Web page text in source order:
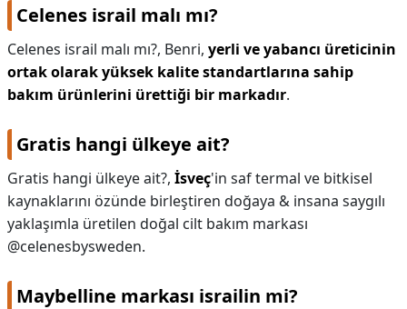
Celenes israil malı mı?
Celenes israil malı mı?, Benri, yerli ve yabancı üreticinin
ortak olarak yüksek kalite standartlarına sahip
bakım ürünlerini ürettiği bir markadır.
Gratis hangi ülkeye ait?
Gratis hangi ülkeye ait?, İsveç'in saf termal ve bitkisel
kaynaklarını özünde birleştiren doğaya & insana saygılı
yaklaşımla üretilen doğal cilt bakım markası
@celenesbysweden.
Maybelline markası israilin mi?